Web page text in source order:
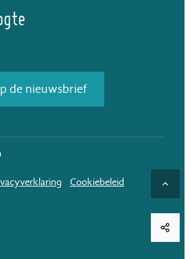
de nieuwsbrief
Cookiebeleid
Deel